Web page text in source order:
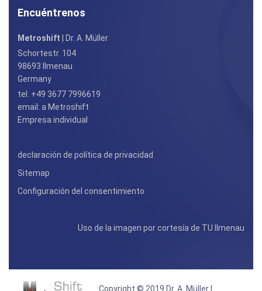
Encuéntrenos
Metroshift | Dr. A. Müller
Schortestr. 104
98693 Ilmenau
Germany
tel. +49 3677 7996619
email: a Metroshift
Empresa individual
declaración de política de privacidad
Sitemap
Configuración del consentimiento
Uso de la imagen por cortesía de TU Ilmenau
Copyright © 2019 Dr. A. Müller |